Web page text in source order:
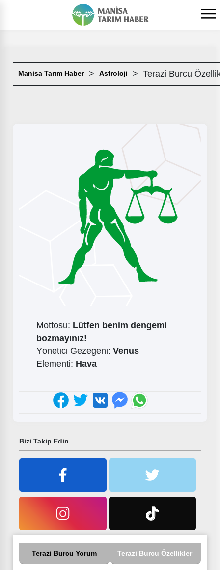
Manisa Tarım Haber Astroloji Terazi Burcu
Mottosu: Lütfen benim dengemi
bozmayınız!
Yönetici Gezegeni:Venüs
Elementi: Hava
Bizi Takip Edin
Terazi Burcu Yorum Terazi Burcu Özellikleri